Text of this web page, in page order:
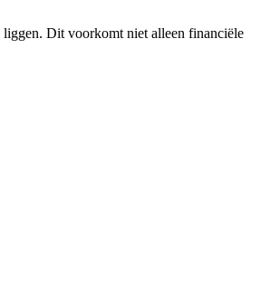
Dit voorkomt niet alleen financiële